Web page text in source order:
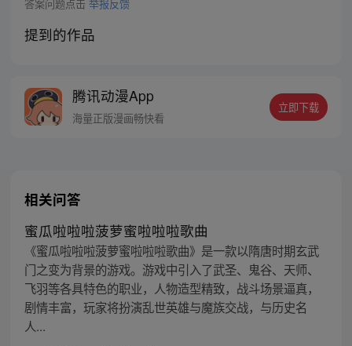
答案问题点击 举报反馈
提到的作品
腾讯动漫App
海量正版漫画畅快看
立即下载
相关问答
蜜瓜啦啦啦菠萝蜜啦啦啦歌曲
《蜜瓜啦啦啦菠萝蜜啦啦啦歌曲》是一款以隋唐时期玄武
门之变为背景的游戏。游戏中引入了武圣、鬼谷、天师、
飞羽等各具特色的职业，人物造型精致，战斗场景逼真，
剧情丰富，玩家将扮演乱世英雄与魔族交战，与历史名
人...